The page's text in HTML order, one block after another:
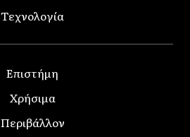
Τεχνολογία
Επιστήμη
Χρήσιμα
Περιβάλλον